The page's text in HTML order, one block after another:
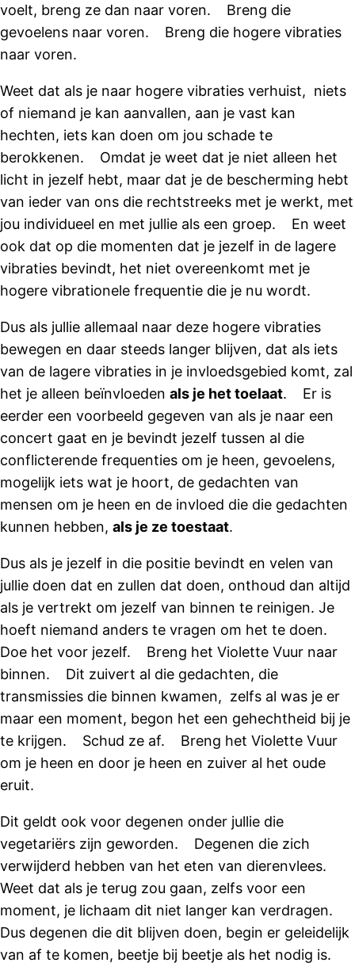
voelt, breng ze dan naar voren. Breng die
gevoelens naar voren. Breng die hogere vibraties
naar voren.
Weet dat als je naar hogere vibraties verhuist, niets
of niemand je kan aanvallen, aan je vast kan
hechten, iets kan doen om jou schade te
berokkenen. Omdat je weet dat je niet alleen het
licht in jezelf hebt, maar dat je de bescherming hebt
van ieder van ons die rechtstreeks met je werkt, met
jou individueel en met jullie als een groep. En weet
ook dat op die momenten dat je jezelf in de lagere
vibraties bevindt, het niet overeenkomt met je
hogere vibrationele frequentie die je nu wordt.
Dus als jullie allemaal naar deze hogere vibraties
bewegen en daar steeds langer blijven, dat als iets
van de lagere vibraties in je invloedsgebied komt, zal
het je alleen beïnvloeden als je het toelaat. Er is
eerder een voorbeeld gegeven van als je naar een
concert gaat en je bevindt jezelf tussen al die
conflicterende frequenties om je heen, gevoelens,
mogelijk iets wat je hoort, de gedachten van
mensen om je heen en de invloed die die gedachten
kunnen hebben, als je ze toestaat.
Dus als je jezelf in die positie bevindt en velen van
jullie doen dat en zullen dat doen, onthoud dan altijd
als je vertrekt om jezelf van binnen te ​​reinigen. Je
hoeft niemand anders te vragen om het te doen.
Doe het voor jezelf. Breng het Violette Vuur naar
binnen. Dit zuivert al die gedachten, die
transmissies die binnen kwamen, zelfs al was je er
maar een moment, begon het een gehechtheid bij je
te krijgen. Schud ze af. Breng het Violette Vuur
om je heen en door je heen en zuiver al het oude
eruit.
Dit geldt ook voor degenen onder jullie die
vegetariërs zijn geworden. Degenen die zich
verwijderd hebben van het eten van dierenvlees.
Weet dat als je terug zou gaan, zelfs voor een
moment, je lichaam dit niet langer kan verdragen.
Dus degenen die dit blijven doen, begin er geleidelijk
van af te komen, beetje bij beetje als het nodig is.